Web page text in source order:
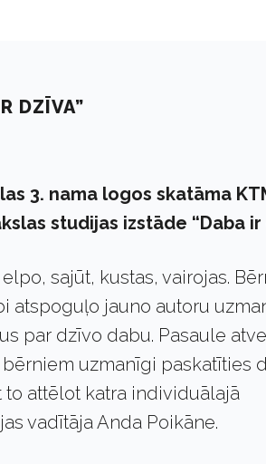
DZĪVA”
3. nama logos skatāma
studijas izstāde “Daba ir
sajūt, kustas, vairojas.
atspoguļo jauno autoru
par dzīvo dabu. Pasaule
uzmanīgi paskatīties
attēlot katra individuālajā
vadītāja Anda Poikāne.